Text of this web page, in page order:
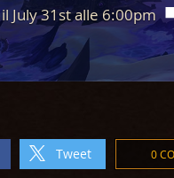
July 31stalle 6:00pm
Tweet 0